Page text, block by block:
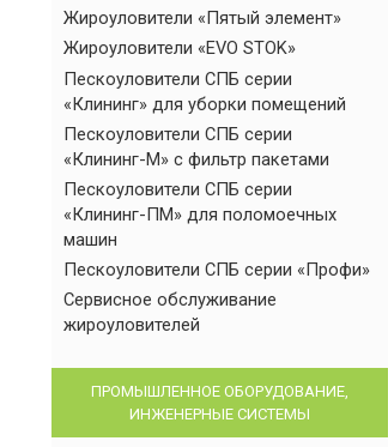
Жироуловители «Пятый элемент»
Жироуловители «EVO STOK»
Пескоуловители СПБ серии
«Клининг» для уборки помещений
Пескоуловители СПБ серии
«Клининг-М» с фильтр пакетами
Пескоуловители СПБ серии
«Клининг-ПМ» для поломоечных
машин
Пескоуловители СПБ серии «Профи»
Сервисное обслуживание
жироуловителей
ПРОМЫШЛЕННОЕ ОБОРУДОВАНИЕ,
ИНЖЕНЕРНЫЕ СИСТЕМЫ